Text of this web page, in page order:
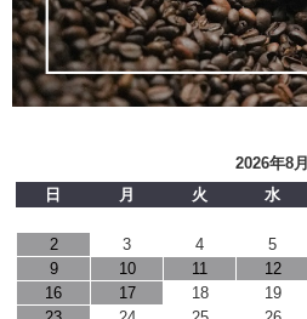
2026年8月
日
月 火 水
2
3 4 5
9
10 11 12
16
17 18 19